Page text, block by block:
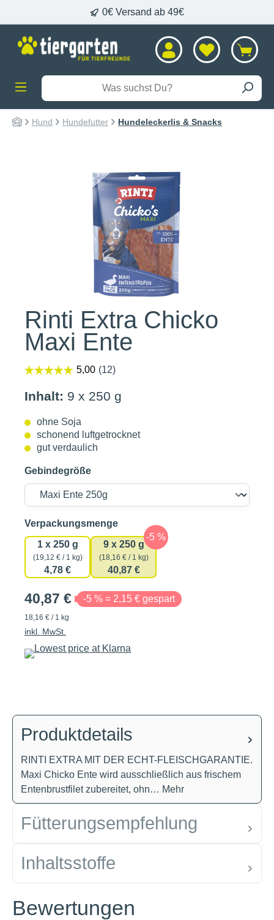
0€ Versand ab 49€
Hund Hundefutter Hundeleckerlis & Snacks
Rinti Extra Chicko
Maxi Ente
Inhalt: 9 x 250 g
ohne Soja
schonend luftgetrocknet
gut verdaulich
Gebindegröße
Verpackungsmengeauswählen
1 x 250 g
(19,12 € / 1 kg)
4,78 €
9 x 250 g
(18,16 € / 1 kg)
40,87 €
40,87 € -5 % = 2,15 € gespart
18,16 € / 1 kg
inkl. MwSt.
Produktdetails
RINTI EXTRA MIT DER ECHT-FLEISCHGARANTIE.
Maxi Chicko Ente wird ausschließlich aus frischem
Entenbrustfilet zubereitet, ohn… Mehr
Fütterungsempfehlung
Inhaltsstoffe
Bewertungen